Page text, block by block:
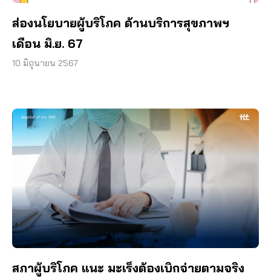
ส่องนโยบายผู้บริโภค ด้านบริการสุขภาพฯ
เดือน มิ.ย. 67
10 มิถุนายน 2567
สภาผู้บริโภค แนะ มะเร็งต้องเบิกจ่ายตามจริง